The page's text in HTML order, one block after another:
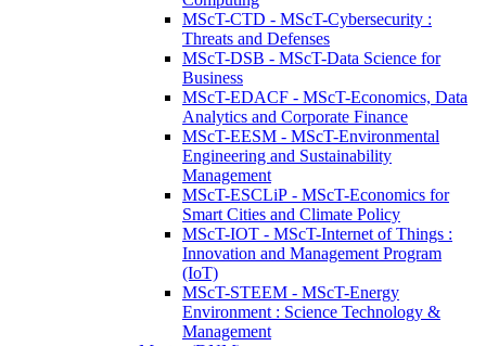
MScT-CTD - MScT-Cybersecurity :
Threats and Defenses
MScT-DSB - MScT-Data Science for
Business
MScT-EDACF - MScT-Economics, Data
Analytics and Corporate Finance
MScT-EESM - MScT-Environmental
Engineering and Sustainability
Management
MScT-ESCLiP - MScT-Economics for
Smart Cities and Climate Policy
MScT-IOT - MScT-Internet of Things :
Innovation and Management Program
(IoT)
MScT-STEEM - MScT-Energy
Environment : Science Technology &
Management